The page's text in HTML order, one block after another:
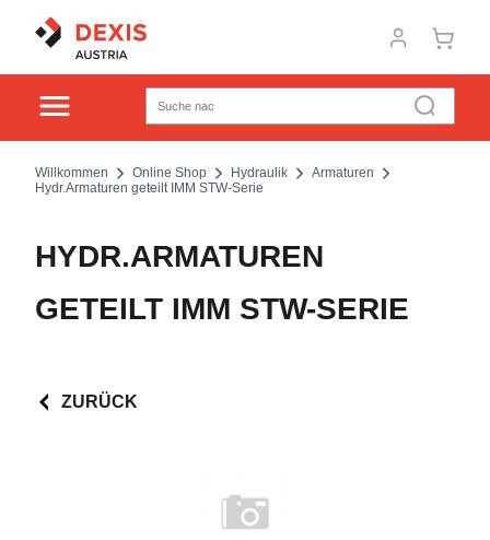
Willkommen Online Shop Hydraulik
Armaturen
Hydr.Armaturen geteilt IMM STW-Serie
HYDR.ARMATUREN
GETEILT IMM STW-SERIE
ZURÜCK